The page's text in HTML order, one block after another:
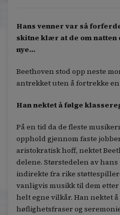
Hans venner var så
skitne klær at de om natten
nye...
Beethoven stod opp neste
antrekket uten å fortrekke
Han nektet å følge
På en tid da de fleste
opphold gjennom faste
aristokratisk hoff, nektet
delene. Størstedelen av
indirekte fra rike
vanligvis musikk til dem
helt egne vilkår. Han nektet
høflighetsfraser og